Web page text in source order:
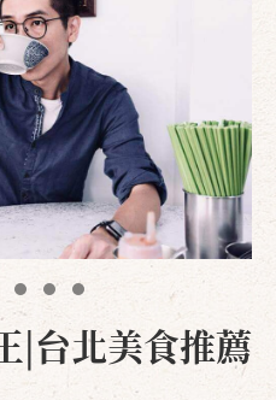
|台北美食推薦